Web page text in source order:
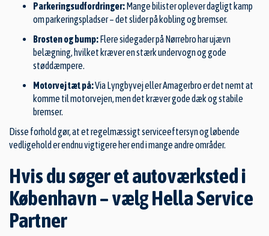
Parkeringsudfordringer:Mange bilister oplever dagligt kamp
om parkeringspladser – det slider på kobling og bremser.
Brosten og bump:Flere sidegader på Nørrebro har ujævn
belægning, hvilket kræver en stærk undervogn og gode
støddæmpere.
Motorvej tæt på:Via Lyngbyvej eller Amagerbro er det nemt at
komme til motorvejen, men det kræver gode dæk og stabile
bremser.
Disse forhold gør, at et regelmæssigt serviceeftersyn og løbende
vedligehold er endnu vigtigere her end i mange andre områder.
Hvis du søger et autoværksted i
København – vælg Hella Service
Partner